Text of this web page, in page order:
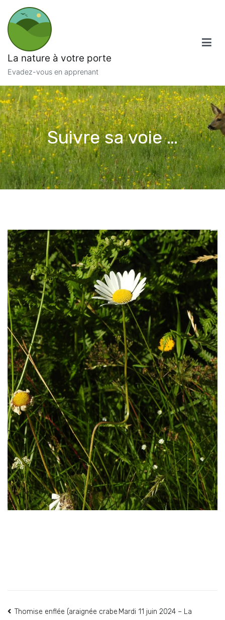
contenu
La nature à votre porte
Evadez-vous en apprenant
Suivre sa voie …
Navigation
Thomise enflée (araignée crabe Mardi 11 juin 2024 – La